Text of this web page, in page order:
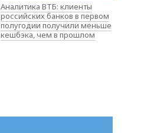
Аналитика ВТБ: клиенты
российских банков в первом
полугодии получили меньше
кешбэка, чем в прошлом